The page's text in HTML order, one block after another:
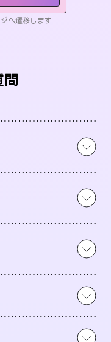
へ遷移します